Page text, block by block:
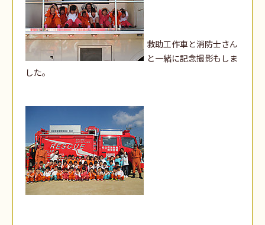
救助工作車と消防士さん
と一緒に記念撮影もしま
した。